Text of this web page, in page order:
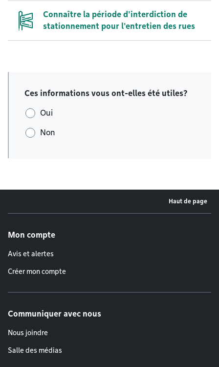
Connaître la période d'interdiction de
stationnement pour l'entretien des rues
Ces informations vous ont-elles été utiles?
Oui
Non
Haut de page
Mon compte
Avis et alertes
Créer mon compte
Communiquer avec nous
Nous joindre
Salle des médias